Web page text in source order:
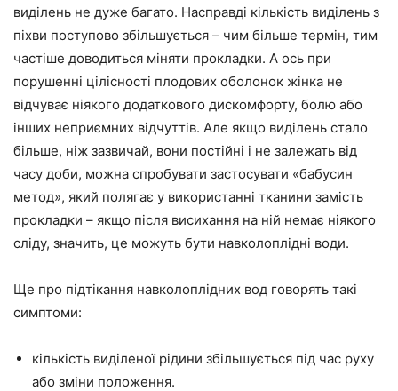
виділень не дуже багато. Насправді кількість виділень з
піхви поступово збільшується – чим більше термін, тим
частіше доводиться міняти прокладки. А ось при
порушенні цілісності плодових оболонок жінка не
відчуває ніякого додаткового дискомфорту, болю або
інших неприємних відчуттів. Але якщо виділень стало
більше, ніж зазвичай, вони постійні і не залежать від
часу доби, можна спробувати застосувати «бабусин
метод», який полягає у використанні тканини замість
прокладки – якщо після висихання на ній немає ніякого
сліду, значить, це можуть бути навколоплідні води.
Ще про підтікання навколоплідних вод говорять такі
симптоми:
кількість виділеної рідини збільшується під час руху
або зміни положення.